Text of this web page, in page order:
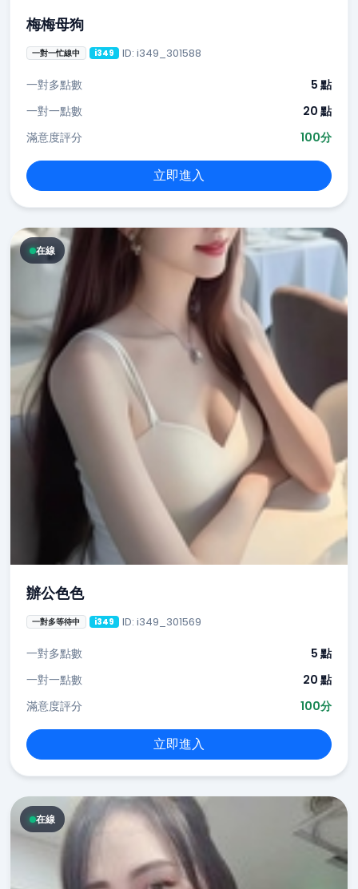
梅梅母狗
一對一忙線中 i349 ID: i349_301588
一對多點數
5 點
一對一點數
20 點
滿意度評分
100分
立即進入
在線
辦公色色
一對多等待中 i349 ID: i349_301569
一對多點數
5 點
一對一點數
20 點
滿意度評分
100分
立即進入
在線